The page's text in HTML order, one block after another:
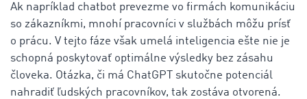
Ak napríklad chatbot prevezme vo firmách komunikáciu
so zákazníkmi, mnohí pracovníci v službách môžu prísť
o prácu. V tejto fáze však umelá inteligencia ešte nie je
schopná poskytovať optimálne výsledky bez zásahu
človeka. Otázka, či má ChatGPT skutočne potenciál
nahradiť ľudských pracovníkov, tak zostáva otvorená.